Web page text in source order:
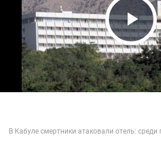
Play